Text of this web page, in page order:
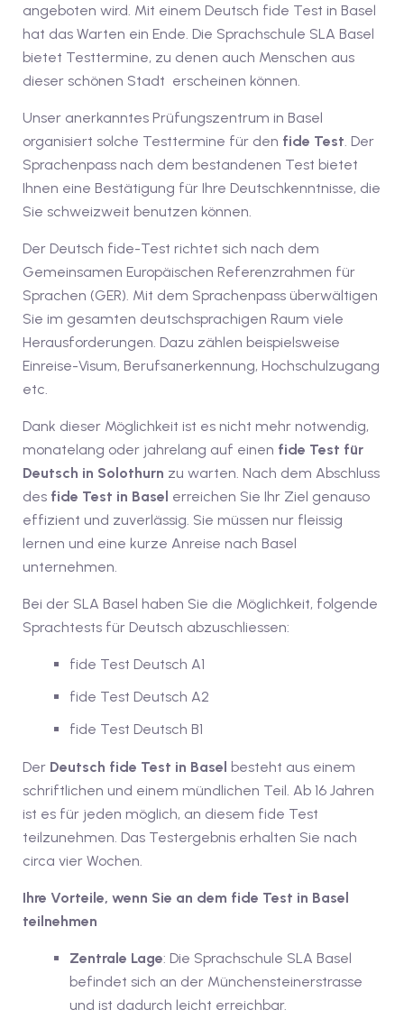
Französisch
Deutsch A1
A1
Deutsch A1
Deutsch A2
A2
Deutsch B1
B1
Deutsch B1
angeboten wird. Mit einem Deutsch fide Test in Basel
hat das Warten ein Ende. Die Sprachschule SLA Basel
bietet Testtermine, zu denen auch Menschen aus
dieser schönen Stadt erscheinen können.
Unser anerkanntes Prüfungszentrum in Basel
organisiert solche Testtermine für den fide Test . Der
Sprachenpass nach dem bestandenen Test bietet
Ihnen eine Bestätigung für Ihre Deutschkenntnisse, die
Sie schweizweit benutzen können.
Der Deutsch fide-Test richtet sich nach dem
Gemeinsamen Europäischen Referenzrahmen für
Sprachen (GER). Mit dem Sprachenpass überwältigen
Sie im gesamten deutschsprachigen Raum viele
Herausforderungen. Dazu zählen beispielsweise
Einreise-Visum, Berufsanerkennung, Hochschulzugang
etc.
Dank dieser Möglichkeit ist es nicht mehr notwendig,
monatelang oder jahrelang auf einen fide Test für
Deutsch in Solothurn zu warten. Nach dem Abschluss
des fide Test in Basel erreichen Sie Ihr Ziel genauso
effizient und zuverlässig. Sie müssen nur fleissig
lernen und eine kurze Anreise nach Basel
unternehmen.
Bei der SLA Basel haben Sie die Möglichkeit, folgende
Sprachtests für Deutsch abzuschliessen:
fide Test Deutsch A1
fide Test Deutsch A2
fide Test Deutsch B1
Der Deutsch fide Test in Basel besteht aus einem
schriftlichen und einem mündlichen Teil. Ab 16 Jahren
ist es für jeden möglich, an diesem fide Test
teilzunehmen. Das Testergebnis erhalten Sie nach
circa vier Wochen.
Ihre Vorteile, wenn Sie an dem fide Test in Basel
teilnehmen
Zentrale Lage: Die Sprachschule SLA Basel
befindet sich an der Münchensteinerstrasse
und ist dadurch leicht erreichbar.